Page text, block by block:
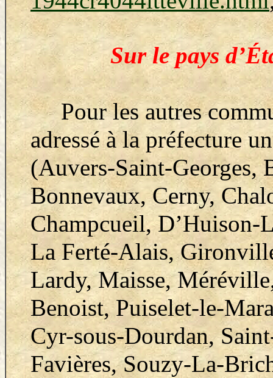
Sur le pays
Pour les autres
adressé à la préfecture
(Auvers-Saint-Georges,
Bonnevaux, Cerny,
Champcueil, D’Huison-
La Ferté-Alais,
Lardy, Maisse,
Benoist, Puiselet-le-
Cyr-sous-Dourdan,
Favières, Souzy-La-